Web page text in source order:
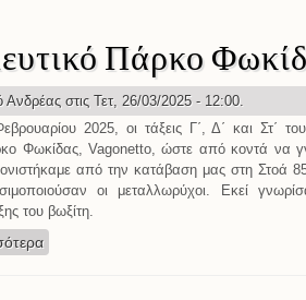
Πάρκο
Ανδρέας στις Τετ, 26/03/2025 - 12:00.
2025, οι τάξεις Γ΄, Δ΄ και Στ΄
Φωκίδας, Vagonetto, ώστε από κοντά να
από την κατάβαση μας στη Στοά
οι μεταλλωρύχοι. Εκεί
του βωξίτη.